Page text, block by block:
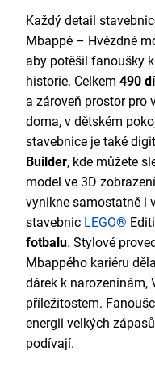
Každý detail
Mbappé – Hvězdné
aby potěšil fanoušky
historie. Celkem 490
a zároveň prostor pro
doma, v dětském
stavebnice je také
Builder, kde můžete
model ve 3D
vynikne samostatně i
stavebnic LEGO®
fotbalu. Stylové
Mbappého kariéru
dárek k narozeninám,
příležitostem.
energii velkých
podívají.